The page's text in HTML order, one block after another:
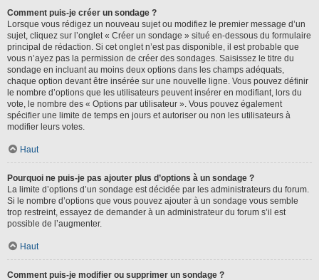
Comment puis-je créer un sondage ?
Lorsque vous rédigez un nouveau sujet ou modifiez le premier message d’un
sujet, cliquez sur l’onglet « Créer un sondage » situé en-dessous du formulaire
principal de rédaction. Si cet onglet n’est pas disponible, il est probable que
vous n’ayez pas la permission de créer des sondages. Saisissez le titre du
sondage en incluant au moins deux options dans les champs adéquats,
chaque option devant être insérée sur une nouvelle ligne. Vous pouvez définir
le nombre d’options que les utilisateurs peuvent insérer en modifiant, lors du
vote, le nombre des « Options par utilisateur ». Vous pouvez également
spécifier une limite de temps en jours et autoriser ou non les utilisateurs à
modifier leurs votes.
Haut
Pourquoi ne puis-je pas ajouter plus d’options à un sondage ?
La limite d’options d’un sondage est décidée par les administrateurs du forum.
Si le nombre d’options que vous pouvez ajouter à un sondage vous semble
trop restreint, essayez de demander à un administrateur du forum s’il est
possible de l’augmenter.
Haut
Comment puis-je modifier ou supprimer un sondage ?